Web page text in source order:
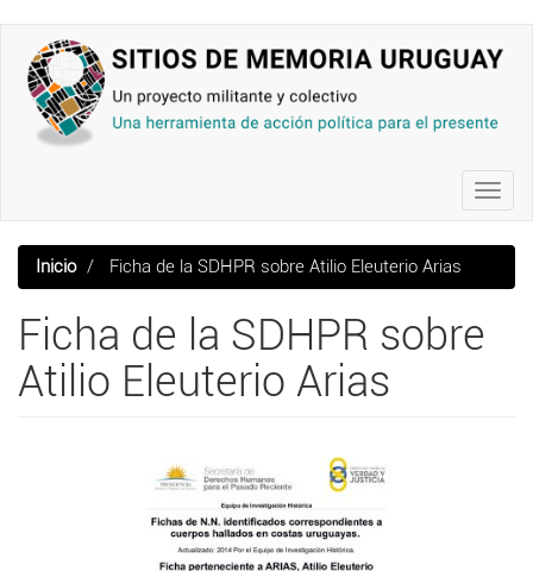
contenido
principal
Inicio Ficha de la SDHPR sobre Atilio Eleuterio Arias
Ficha de la SDHPR sobre
Atilio Eleuterio Arias